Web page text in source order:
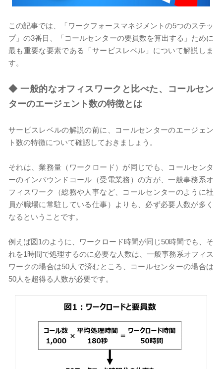
この記事では、「ワークフォースマネジメントの5つのステッ
プ」の3番目、「コールセンターの要員数を算出する」ために
最も重要な要素である「サービスレベル」について解説しま
す。
◆一般的なオフィスワークと比べた、コールセン
ターのエージェント数の特徴とは
サービスレベルの解説の前に、コールセンターのエージェン
ト数の特徴について確認しておきましょう。
それは、業務量（ワークロード）が同じでも、コールセンタ
ーのインバウンドコール（受電業務）の方が、一般事務系オ
フィスワーク（総務や人事など、コールセンターのように社
員が職場に常駐している仕事）よりも、必ず必要人数が多く
なるということです。
例えば図1のように、ワークロード時間が同じ50時間でも、そ
れを1時間で処理するのに必要な人数は、一般事務系オフィス
ワークの場合は50人で済むところ、コールセンターの場合は
50人を超得る人数が必要です。